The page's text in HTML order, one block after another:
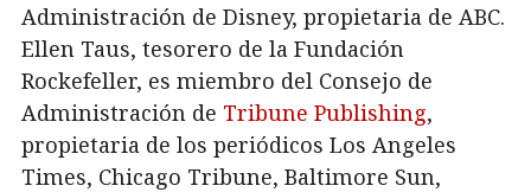
Administración de Disney, propietaria de ABC.
Ellen Taus, tesorero de la Fundación
Rockefeller, es miembro del Consejo de
Administración de Tribune Publishing,
propietaria de los periódicos Los Angeles
Times, Chicago Tribune, Baltimore Sun,